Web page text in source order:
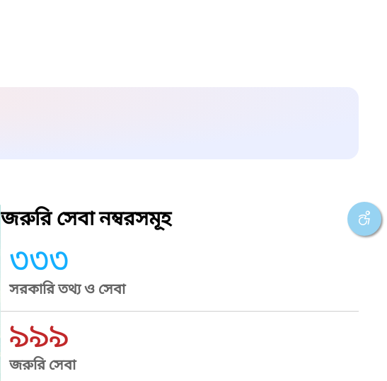
জরুরি সেবা নম্বরসমূহ
৩৩৩
সরকারি তথ্য ও সেবা
৯৯৯
জরুরি সেবা